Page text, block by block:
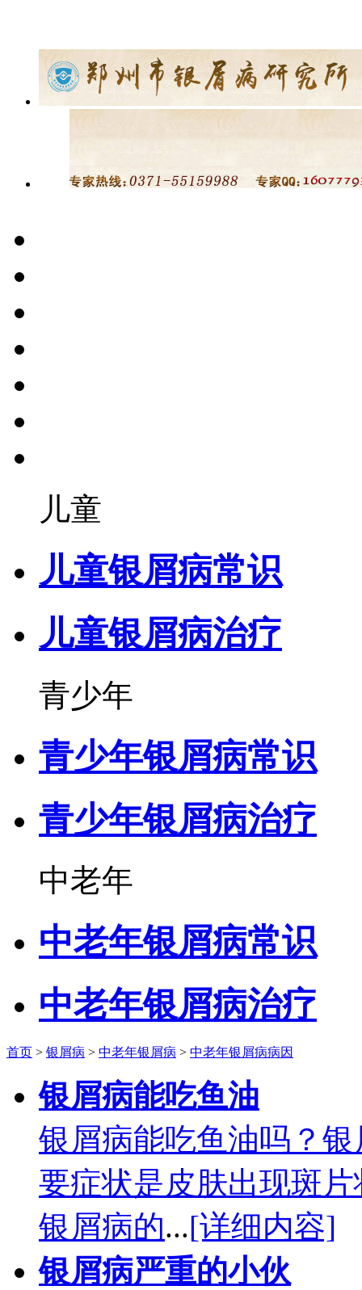
儿童
儿童银屑病常识
儿童银屑病治疗
青少年
青少年银屑病常识
青少年银屑病治疗
中老年
中老年银屑病常识
中老年银屑病治疗
首页 > 银屑病 > 中老年银屑病 > 中老年银屑病病因
银屑病能吃鱼油
银屑病能吃鱼油吗？
要症状是皮肤出现斑
银屑病的...[详细内容]
银屑病严重的小伙